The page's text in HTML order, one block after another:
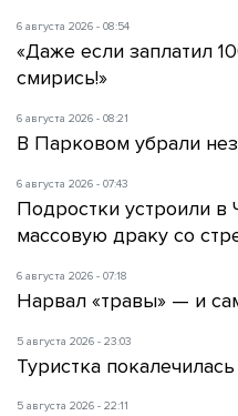
6 августа 2026 - 08:54
«Даже если заплатил
смирись!»
6 августа 2026 - 08:21
В Парковом убрали
6 августа 2026 - 07:43
Подростки устроили
массовую драку со
6 августа 2026 - 07:18
Нарвал «травы» — и
5 августа 2026 - 23:03
Туристка
5 августа 2026 - 22:11